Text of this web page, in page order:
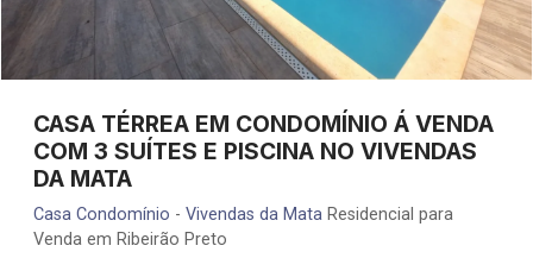
CASA TÉRREA EM CONDOMÍNIO Á VENDA
COM 3 SUÍTES E PISCINA NO VIVENDAS
DA MATA
Casa Condomínio - Vivendas da Mata Residencial para
Venda em Ribeirão Preto